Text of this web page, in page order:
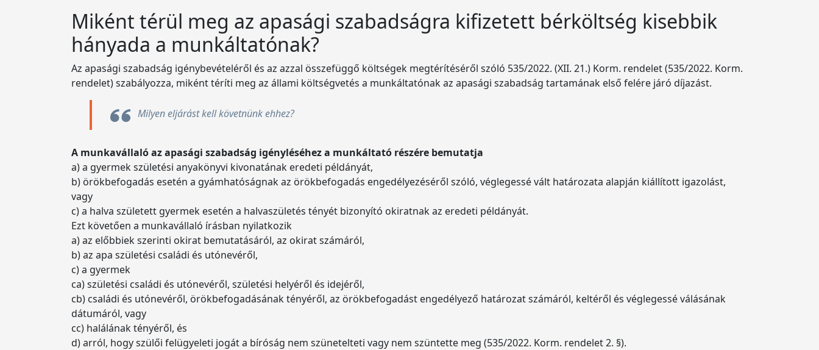
Miként térül meg az apasági szabadságra kifizetett bérköltség kisebbik
hányada a munkáltatónak?
Az apasági szabadság igénybevételéről és az azzal összefüggő költségek megtérítéséről szóló 535/2022. (XII. 21.) Korm. rendelet (535/2022. Korm.
rendelet) szabályozza, miként téríti meg az állami költségvetés a munkáltatónak az apasági szabadság tartamának első felére járó díjazást.
Milyen eljárást kell követnünk ehhez?
A munkavállaló az apasági szabadság igényléséhez a munkáltató részére bemutatja
a) a gyermek születési anyakönyvi kivonatának eredeti példányát,
b) örökbefogadás esetén a gyámhatóságnak az örökbefogadás engedélyezéséről szóló, véglegessé vált határozata alapján kiállított igazolást,
vagy
c) a halva született gyermek esetén a halvaszületés tényét bizonyító okiratnak az eredeti példányát.
Ezt követően a munkavállaló írásban nyilatkozik
a) az előbbiek szerinti okirat bemutatásáról, az okirat számáról,
b) az apa születési családi és utónevéről,
c) a gyermek
ca) születési családi és utónevéről, születési helyéről és idejéről,
cb) családi és utónevéről, örökbefogadásának tényéről, az örökbefogadást engedélyező határozat számáról, keltéről és véglegessé válásának
dátumáról, vagy
cc) halálának tényéről, és
d) arról, hogy szülői felügyeleti jogát a bíróság nem szünetelteti vagy nem szüntette meg (535/2022. Korm. rendelet 2. §).